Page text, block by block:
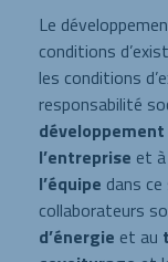
Le
conditions
les conditions
responsabilité
l’entreprise et à
l’équipe dans
collaborateurs
d’énergie et au